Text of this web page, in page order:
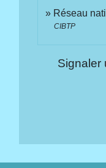
Réseau
CIBTP
Signaler